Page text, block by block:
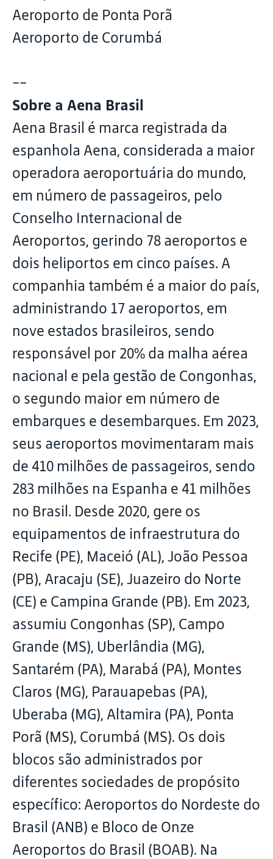
Aeroporto de Ponta Porã
Aeroporto de Corumbá
--
Sobre a Aena Brasil
Aena Brasil é marca registrada da
espanhola Aena, considerada a maior
operadora aeroportuária do mundo,
em número de passageiros, pelo
Conselho Internacional de
Aeroportos, gerindo 78 aeroportos e
dois heliportos em cinco países. A
companhia também é a maior do país,
administrando 17 aeroportos, em
nove estados brasileiros, sendo
responsável por 20% da malha aérea
nacional e pela gestão de Congonhas,
o segundo maior em número de
embarques e desembarques. Em 2023,
seus aeroportos movimentaram mais
de 410 milhões de passageiros, sendo
283 milhões na Espanha e 41 milhões
no Brasil. Desde 2020, gere os
equipamentos de infraestrutura do
Recife (PE), Maceió (AL), João Pessoa
(PB), Aracaju (SE), Juazeiro do Norte
(CE) e Campina Grande (PB). Em 2023,
assumiu Congonhas (SP), Campo
Grande (MS), Uberlândia (MG),
Santarém (PA), Marabá (PA), Montes
Claros (MG), Parauapebas (PA),
Uberaba (MG), Altamira (PA), Ponta
Porã (MS), Corumbá (MS). Os dois
blocos são administrados por
diferentes sociedades de propósito
específico: Aeroportos do Nordeste do
Brasil (ANB) e Bloco de Onze
Aeroportos do Brasil (BOAB). Na